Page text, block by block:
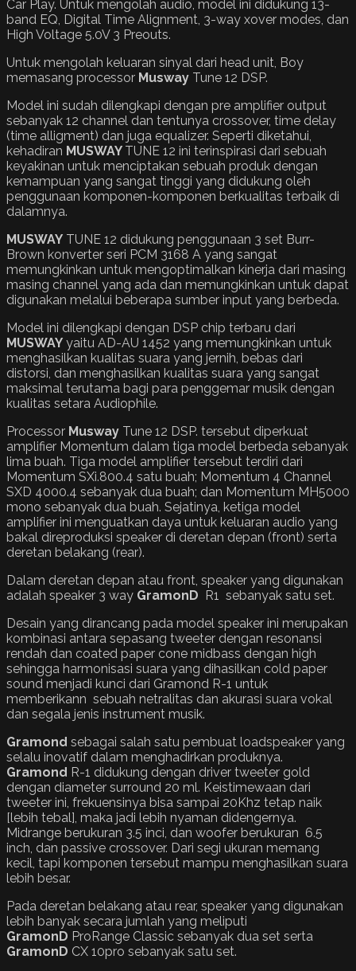
Car Play. Untuk mengolah audio, model ini didukung 13-
band EQ, Digital Time Alignment, 3-way xover modes, dan
High Voltage 5.0V 3 Preouts.
Untuk mengolah keluaran sinyal dari head unit, Boy
memasang processor Musway Tune 12 DSP.
Model ini sudah dilengkapi dengan pre amplifier output
sebanyak 12 channel dan tentunya crossover, time delay
(time alligment) dan juga equalizer. Seperti diketahui,
kehadiran MUSWAY TUNE 12 ini terinspirasi dari sebuah
keyakinan untuk menciptakan sebuah produk dengan
kemampuan yang sangat tinggi yang didukung oleh
penggunaan komponen-komponen berkualitas terbaik di
dalamnya.
MUSWAY TUNE 12 didukung penggunaan 3 set Burr-
Brown konverter seri PCM 3168 A yang sangat
memungkinkan untuk mengoptimalkan kinerja dari masing
masing channel yang ada dan memungkinkan untuk dapat
digunakan melalui beberapa sumber input yang berbeda.
Model ini dilengkapi dengan DSP chip terbaru dari
MUSWAY yaitu AD-AU 1452 yang memungkinkan untuk
menghasilkan kualitas suara yang jernih, bebas dari
distorsi, dan menghasilkan kualitas suara yang sangat
maksimal terutama bagi para penggemar musik dengan
kualitas setara Audiophile.
Processor Musway Tune 12 DSP. tersebut diperkuat
amplifier Momentum dalam tiga model berbeda sebanyak
lima buah. Tiga model amplifier tersebut terdiri dari
Momentum SXi.800.4 satu buah; Momentum 4 Channel
SXD 4000.4 sebanyak dua buah; dan Momentum MH5000
mono sebanyak dua buah. Sejatinya, ketiga model
amplifier ini menguatkan daya untuk keluaran audio yang
bakal direproduksi speaker di deretan depan (front) serta
deretan belakang (rear).
Dalam deretan depan atau front, speaker yang digunakan
adalah speaker 3 way GramonD R1 sebanyak satu set.
Desain yang dirancang pada model speaker ini merupakan
kombinasi antara sepasang tweeter dengan resonansi
rendah dan coated paper cone midbass dengan high
sehingga harmonisasi suara yang dihasilkan cold paper
sound menjadi kunci dari Gramond R-1 untuk
memberikann sebuah netralitas dan akurasi suara vokal
dan segala jenis instrument musik.
Gramond sebagai salah satu pembuat loadspeaker yang
selalu inovatif dalam menghadirkan produknya.
Gramond R-1 didukung dengan driver tweeter gold
dengan diameter surround 20 ml. Keistimewaan dari
tweeter ini, frekuensinya bisa sampai 20Khz tetap naik
[lebih tebal], maka jadi lebih nyaman didengernya.
Midrange berukuran 3.5 inci, dan woofer berukuran 6.5
inch, dan passive crossover. Dari segi ukuran memang
kecil, tapi komponen tersebut mampu menghasilkan suara
lebih besar.
Pada deretan belakang atau rear, speaker yang digunakan
lebih banyak secara jumlah yang meliputi
GramonD ProRange Classic sebanyak dua set serta
GramonD CX 10pro sebanyak satu set.